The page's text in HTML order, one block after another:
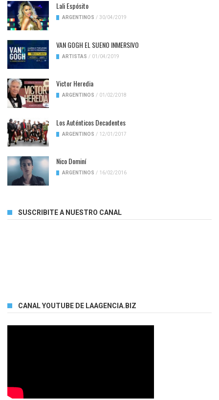
Lali Espósito
ARGENTINOS / 30/04/2019
VAN GOGH EL SUENO INMERSIVO
ARTISTAS / 01/04/2019
Victor Heredia
ARGENTINOS / 01/02/2018
Los Auténticos Decadentes
ARGENTINOS / 12/01/2017
Nico Dominí
ARGENTINOS / 16/02/2016
SUSCRIBITE A NUESTRO CANAL
CANAL YOUTUBE DE LAAGENCIA.BIZ